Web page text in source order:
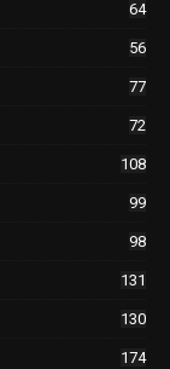
64
56
77
72
108
99
98
131
130
174